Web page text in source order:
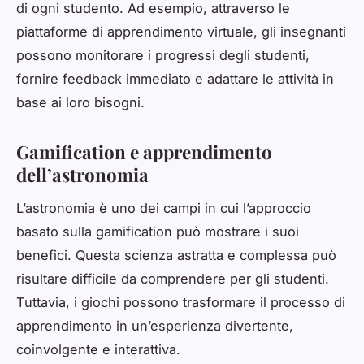
di ogni studento. Ad esempio, attraverso le
piattaforme di apprendimento virtuale, gli insegnanti
possono monitorare i progressi degli studenti,
fornire feedback immediato e adattare le attività in
base ai loro bisogni.
Gamification e apprendimento
dell’astronomia
L’astronomia è uno dei campi in cui l’approccio
basato sulla gamification può mostrare i suoi
benefici. Questa scienza astratta e complessa può
risultare difficile da comprendere per gli studenti.
Tuttavia, i giochi possono trasformare il processo di
apprendimento in un’esperienza divertente,
coinvolgente e interattiva.